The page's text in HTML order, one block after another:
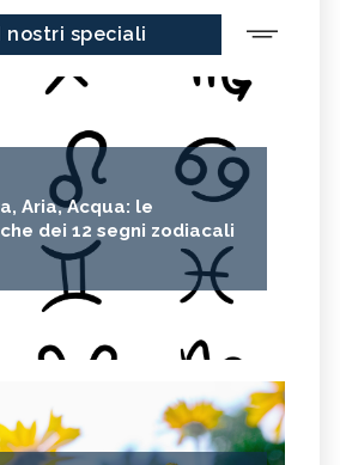
I nostri speciali
Aria, Acqua: le
dei 12 segni zodiacali